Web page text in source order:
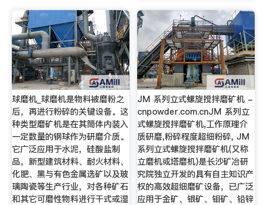
球磨机_球磨机是物料被磨粉之
后，再进行粉碎的关键设备。这
种类型磨矿机是在其筒体内装入
一定数量的钢球作为研磨介质。
它广泛应用于水泥，硅酸盐制
品，新型建筑材料、耐火材料、
化肥、黑与有色金属选矿以及玻
璃陶瓷等生产行业，对各种矿石
和其它可磨性物料进行干式或湿
JM 系列立式螺旋搅拌磨矿机 -
cnpowder.com.cnJM 系列立
式螺旋搅拌磨矿机,工作原理介
质研磨,粉碎程度超细粉碎, JM
系列立式螺旋搅拌磨矿机(又称
立磨机或塔磨机)是长沙矿冶研
究院独立开发的具有自主知识产
权的高效超细磨矿设备，已广泛
应用于金矿、银矿、钼矿、铅锌